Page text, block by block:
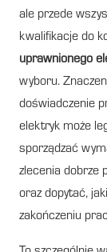
ale przede
kwalifikacje do
uprawnionego
wyboru.
doświadczenie
elektryk może
sporządzać
zlecenia dobrze
oraz dopytać,
zakończeniu